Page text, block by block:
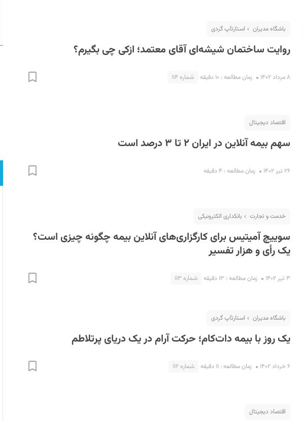
باشگاه مدیران استارت‎آپ گردی
روایت ساختمان شیشه‌ای آقای معتمد؛ ازکی چی بگیرم؟
۸ مرداد ۱۴۰۲ زمان مطالعه : ۱۰ دقیقه شماره ۱۱۴
اقتصاد دیجیتال
سهم بیمه آنلاین در ایران ۲ تا ۳ درصد است
۲۶ تیر ۱۴۰۲ زمان مطالعه : ۴ دقیقه
خدمت و تجارت بانکداری الکترونیکی
سوییچ آمیتیس برای کارگزاری‌های آنلاین بیمه چگونه چیزی است؟
یک رأی و هزار تفسیر
۳ تیر ۱۴۰۲ زمان مطالعه : ۱۳ دقیقه شماره ۱۱۳
باشگاه مدیران استارت‎آپ گردی
یک روز با بیمه دات‌کام؛ حرکت آرام در یک دریای پرتلاطم
۶ خرداد ۱۴۰۲ زمان مطالعه : ۱۱ دقیقه شماره ۱۱۲
اقتصاد دیجیتال